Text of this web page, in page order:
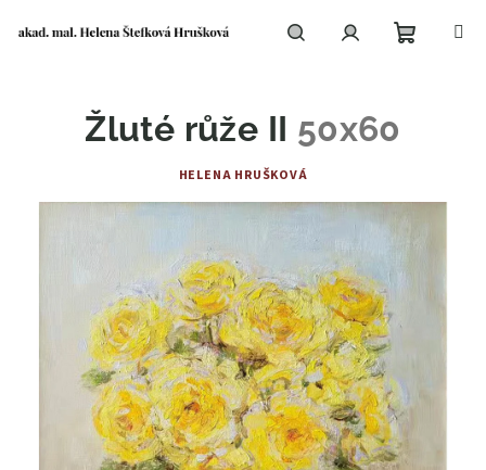
Žluté růže II 50x60
HELENA HRUŠKOVÁ